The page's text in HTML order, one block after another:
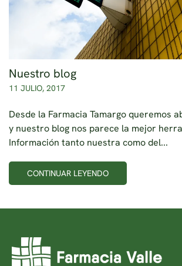
Nuestro blog
11 JULIO, 2017
Desde la Farmacia Tamargo queremos
y nuestro blog nos parece la mejor
Información tanto nuestra como del...
CONTINUAR LEYENDO